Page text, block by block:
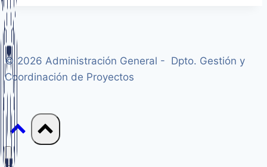
© 2026 Administración General - Dpto. Gestión y
Coordinación de Proyectos